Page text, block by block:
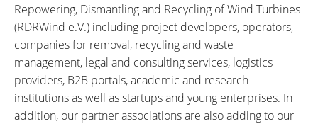
Repowering, Dismantling and Recycling of Wind Turbines
(RDRWind e.V.) including project developers, operators,
companies for removal, recycling and waste
management, legal and consulting services, logistics
providers, B2B portals, academic and research
institutions as well as startups and young enterprises. In
addition, our partner associations are also adding to our